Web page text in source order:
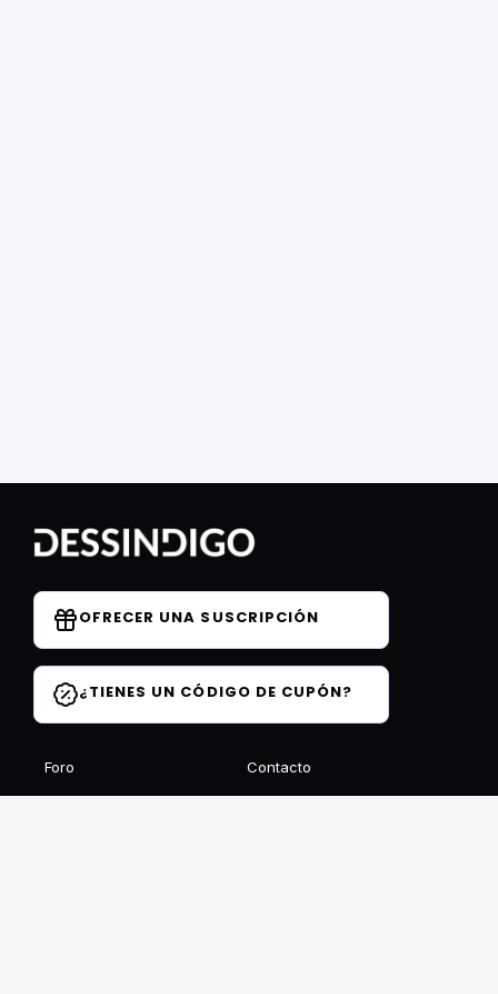
OFRECER UNA SUSCRIPCIÓN
¿TIENES UN CÓDIGO DE CUPÓN?
Foro Contacto